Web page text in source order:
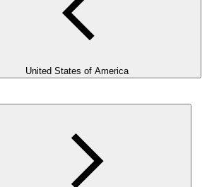
United States of America